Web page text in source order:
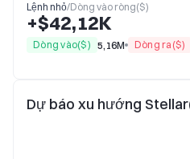
Lệnh nhỏ/Dòng vào ròng($)
+$42,12K
Dòng vào($) 5,16M Dòng ra($)
Dự báo xu hướng